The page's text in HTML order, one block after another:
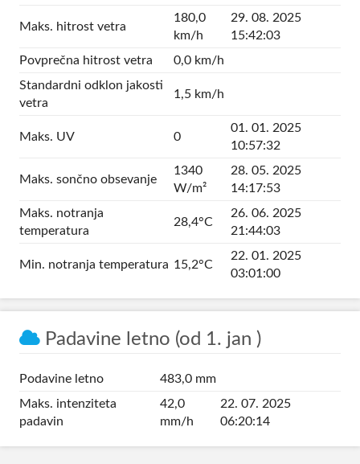
Maks. hitrost vetra
180,0
km/h
29. 08. 2025
15:42:03
Povprečna hitrost vetra
0,0 km/h
Standardni odklon jakosti
vetra
1,5 km/h
Maks. UV 0
01. 01. 2025
10:57:32
Maks. sončno obsevanje
1340
W/m²
28. 05. 2025
14:17:53
Maks. notranja
temperatura
28,4°C
26. 06. 2025
21:44:03
Min. notranja temperatura 15,2°C
22. 01. 2025
03:01:00
Padavine letno (od 1. jan )
Podavine letno
483,0 mm
Maks. intenziteta
padavin
42,0
mm/h
22. 07. 2025
06:20:14